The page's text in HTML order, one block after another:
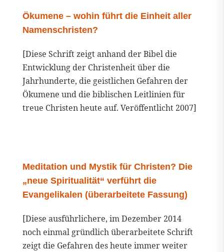
Ökumene – wohin führt die Einheit aller
Namenschristen?
[Diese Schrift zeigt anhand der Bibel die
Entwicklung der Christenheit über die
Jahrhunderte, die geistlichen Gefahren der
Ökumene und die biblischen Leitlinien für
treue Christen heute auf. Veröffentlicht 2007]
Meditation und Mystik für Christen? Die
„neue Spiritualität“ verführt die
Evangelikalen (überarbeitete Fassung)
[Diese ausführlichere, im Dezember 2014
noch einmal gründlich überarbeitete Schrift
zeigt die Gefahren des heute immer weiter